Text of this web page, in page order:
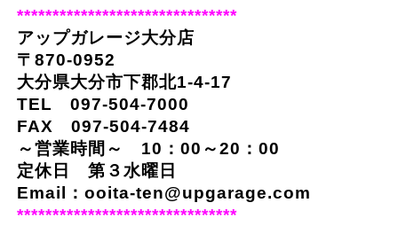
*******************************
アップガレージ大分店
〒870-0952
大分県大分市下郡北1-4-17
TEL 097-504-7000
FAX 097-504-7484
～営業時間～ 10：00～20：00
定休日 第３水曜日
Email：ooita-ten@upgarage.com
*******************************